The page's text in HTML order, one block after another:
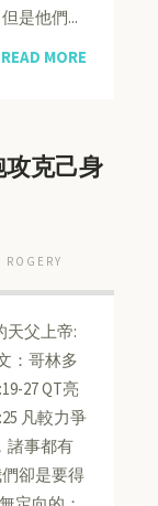
是他們...
READ MORE
攻克己身
ROGERY
天父上帝:
：哥林多
27 QT亮
凡較力爭
諸事都有
卻是要得